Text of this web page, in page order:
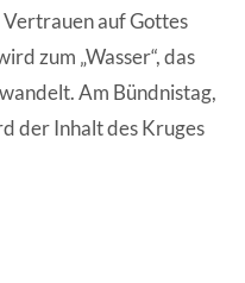
auf Gottes
zum „Wasser“, das
Am Bündnistag,
der Inhalt des Kruges